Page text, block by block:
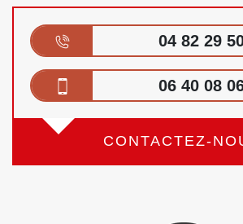
04 82 29
06 40 08
CONTACTEZ-